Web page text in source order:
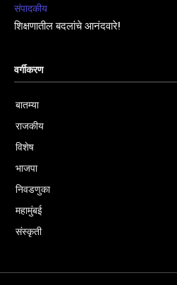
संपादकीय
शिक्षणातील बदलांचे आनंदवारे!
वर्गीकरण
बातम्या
राजकीय
विशेष
भाजपा
निवडणुका
महामुंबई
संस्कृती